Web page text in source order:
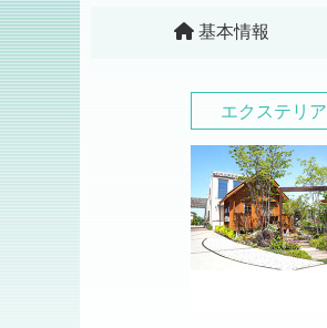
基本情報
エクステリア